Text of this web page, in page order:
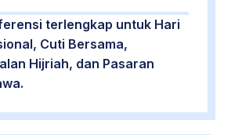
terlengkap untuk Hari
Cuti Bersama,
Hijriah, dan Pasaran